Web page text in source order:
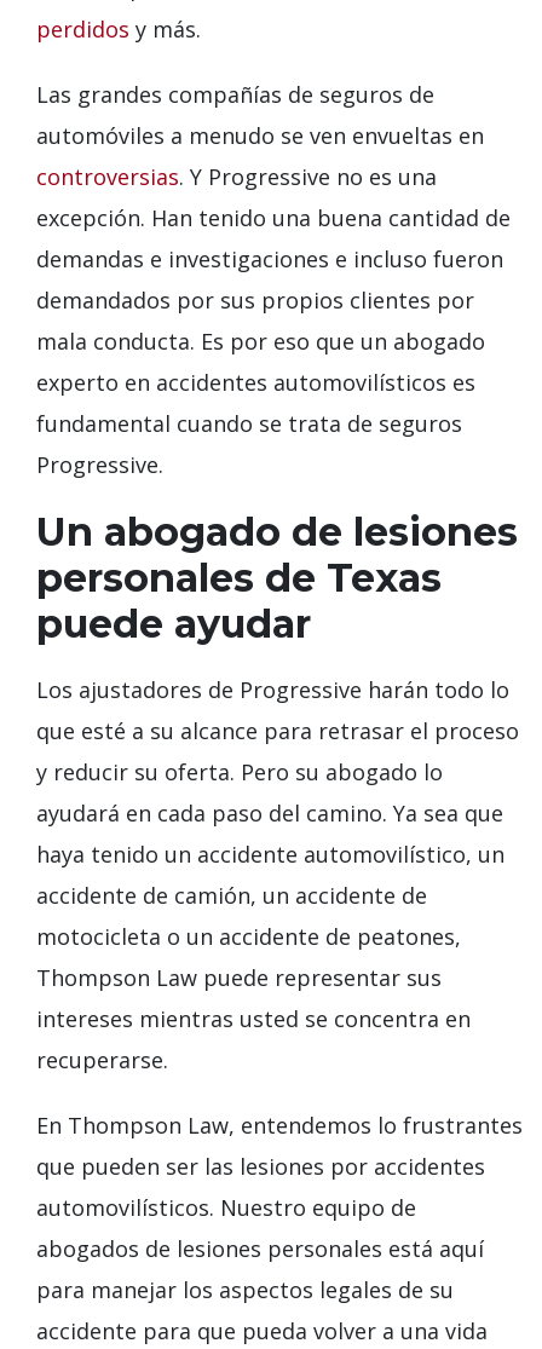
perdidos y más.
Las grandes compañías de seguros de
automóviles a menudo se ven envueltas en
controversias. Y Progressive no es una
excepción. Han tenido una buena cantidad de
demandas e investigaciones e incluso fueron
demandados por sus propios clientes por
mala conducta. Es por eso que un abogado
experto en accidentes automovilísticos es
fundamental cuando se trata de seguros
Progressive.
Un abogado de lesiones
personales de Texas
puede ayudar
Los ajustadores de Progressive harán todo lo
que esté a su alcance para retrasar el proceso
y reducir su oferta. Pero su abogado lo
ayudará en cada paso del camino. Ya sea que
haya tenido un accidente automovilístico, un
accidente de camión, un accidente de
motocicleta o un accidente de peatones,
Thompson Law puede representar sus
intereses mientras usted se concentra en
recuperarse.
En Thompson Law, entendemos lo frustrantes
que pueden ser las lesiones por accidentes
automovilísticos. Nuestro equipo de
abogados de lesiones personales está aquí
para manejar los aspectos legales de su
accidente para que pueda volver a una vida